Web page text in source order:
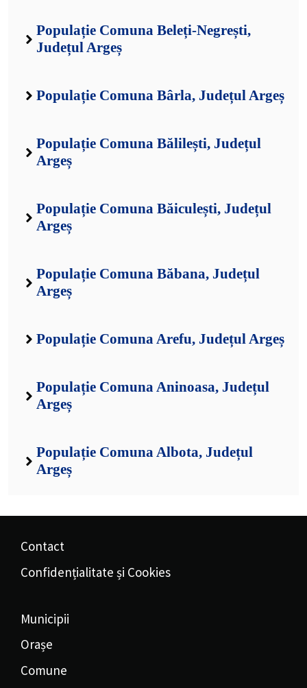
Populație Comuna Beleți-Negrești,
Județul Argeș
Populație Comuna Bârla, Județul Argeș
Populație Comuna Bălilești, Județul
Argeș
Populație Comuna Băiculești, Județul
Argeș
Populație Comuna Băbana, Județul
Argeș
Populație Comuna Arefu, Județul Argeș
Populație Comuna Aninoasa, Județul
Argeș
Populație Comuna Albota, Județul
Argeș
Contact
Confidențialitate și Cookies
Municipii
Orașe
Comune